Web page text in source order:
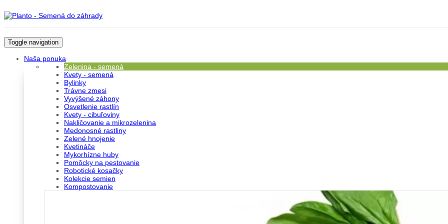
Toggle navigation
Naša ponuka
Zelenina - semená
Kvety - semená
Bylinky
Trávne zmesi
Vyvýšené záhony
Osvetlenie rastlín
Kvety - cibuľoviny
Nakličovanie a mikrozelenina
Medonosné rastliny
Zelené hnojenie
Kvetináče
Mykorhízne huby
Pomôcky na pestovanie
Robotické kosačky
Kolekcie semien
Kompostovanie